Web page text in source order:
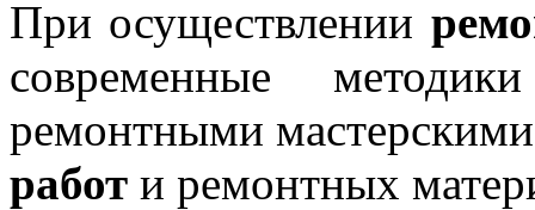
При осуществлении
современные
ремонтными
работ и ремонтных